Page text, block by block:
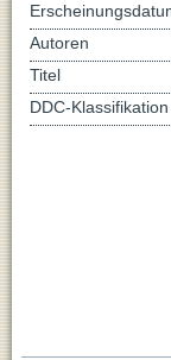
Autoren
Titel
DDC-Klassifikation